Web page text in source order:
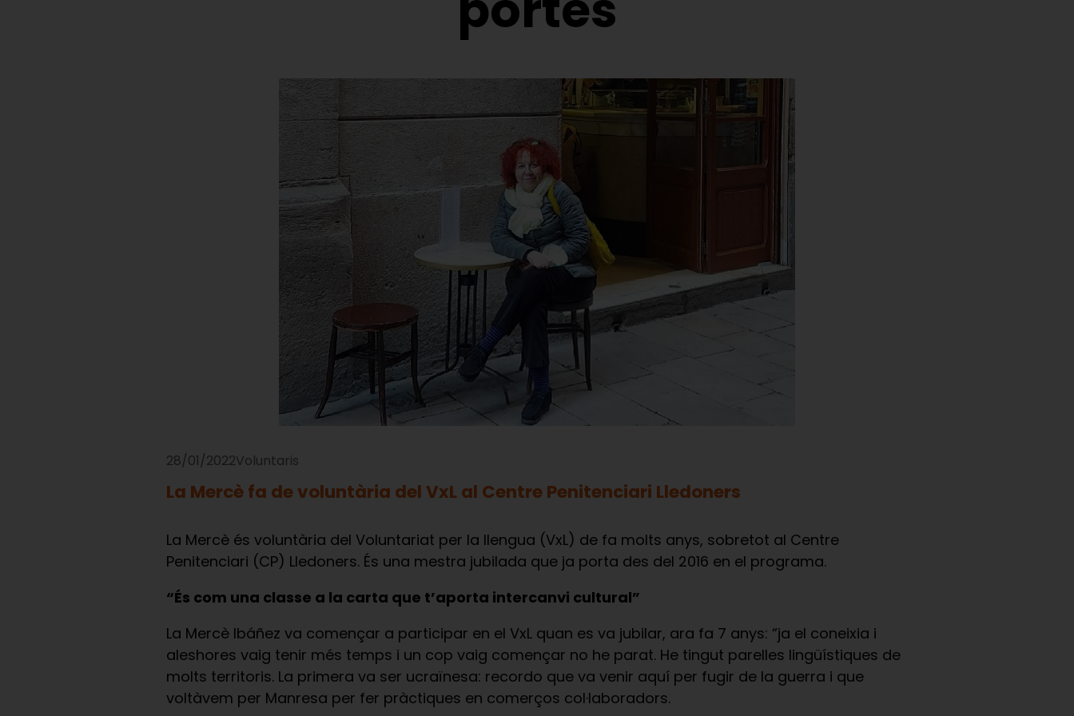
28/01/2022Voluntaris
La Mercè fa de voluntària del VxL al Centre Penitenciari Lledoners
La Mercè és voluntària del Voluntariat per la llengua (VxL) de fa molts anys, sobretot al Centre
Penitenciari (CP) Lledoners. És una mestra jubilada que ja porta des del 2016 en el programa.
“És com una classe a la carta que t’aporta intercanvi cultural”
La Mercè Ibáñez va començar a participar en el VxL quan es va jubilar, ara fa 7 anys: “ja el coneixia i
aleshores vaig tenir més temps i un cop vaig començar no he parat. He tingut parelles lingüístiques de
molts territoris. La primera va ser ucraïnesa: recordo que va venir aquí per fugir de la guerra i que
voltàvem per Manresa per fer pràctiques en comerços col·laboradors.